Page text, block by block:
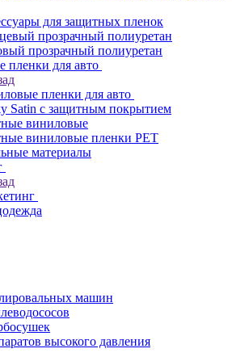
для защитных пленок
прозрачный полиуретан
прозрачный полиуретан
пленки для авто
пленки для авто
Satin с защитным покрытием
виниловые
виниловые пленки PET
материалы
машин
высокого давления